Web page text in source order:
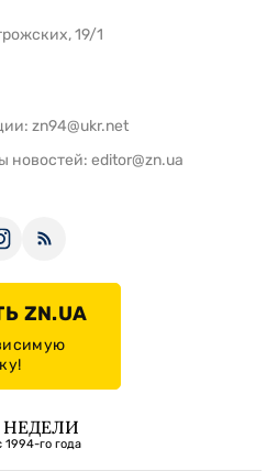
19/1
zn94@ukr.net
новостей: editor@zn.ua
ZN.UA
НЕДЕЛИ
го года